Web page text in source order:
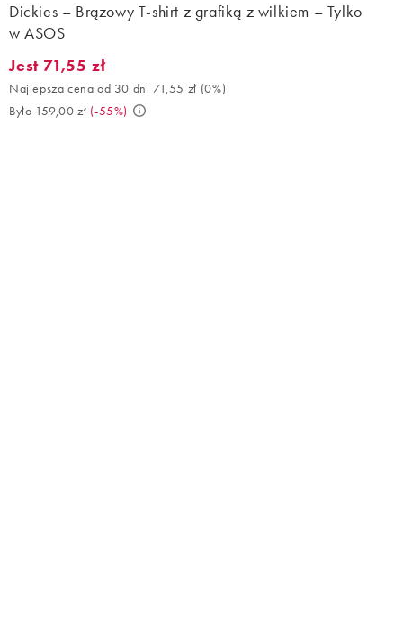
Dickies – Brązowy T-shirt z grafiką z wilkiem – Tylko
w ASOS
Jest 71,55 zł. Najlepsza cena od 30 dni 71,55 zł (0%). Było
Jest 71,55 zł
Najlepsza cena od 30 dni 71,55 zł (0%)
Było 159,00 zł (-55%)